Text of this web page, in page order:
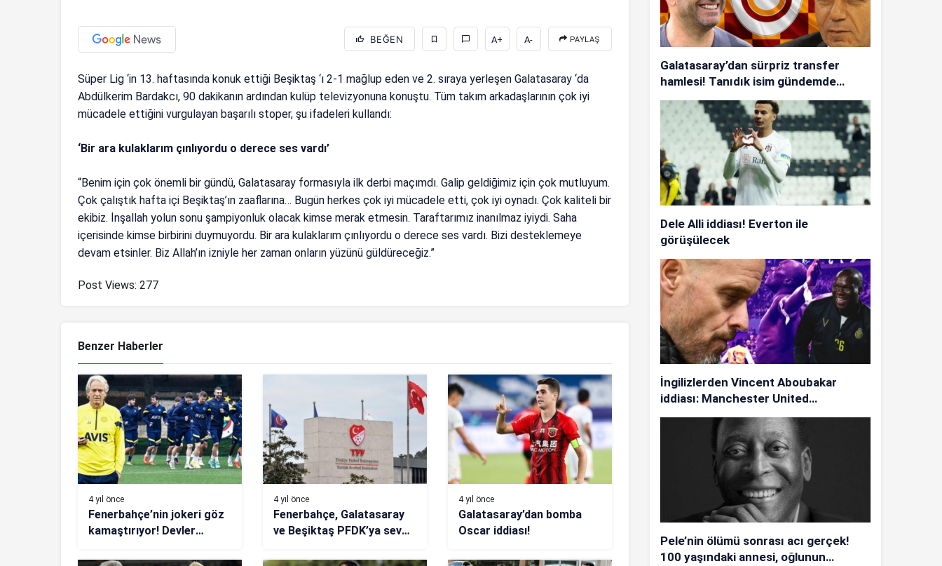
BEĞEN A+ A- PAYLAŞ
Süper Lig ‘in 13. haftasında konuk ettiği Beşiktaş ‘ı 2-1 mağlup eden ve 2. sıraya yerleşen Galatasaray ‘da
Abdülkerim Bardakcı, 90 dakikanın ardından kulüp televizyonuna konuştu. Tüm takım arkadaşlarının çok iyi
mücadele ettiğini vurgulayan başarılı stoper, şu ifadeleri kullandı:
‘Bir ara kulaklarım çınlıyordu o derece ses vardı’
“Benim için çok önemli bir gündü, Galatasaray formasıyla ilk derbi maçımdı. Galip geldiğimiz için çok mutluyum.
Çok çalıştık hafta içi Beşiktaş’ın zaaflarına… Bugün herkes çok iyi mücadele etti, çok iyi oynadı. Çok kaliteli bir
ekibiz. İnşallah yolun sonu şampiyonluk olacak kimse merak etmesin. Taraftarımız inanılmaz iyiydi. Saha
içerisinde kimse birbirini duymuyordu. Bir ara kulaklarım çınlıyordu o derece ses vardı. Bizi desteklemeye
devam etsinler. Biz Allah’ın izniyle her zaman onların yüzünü güldüreceğiz.”
Post Views: 277
Benzer Haberler
4 yıl önce
Fenerbahçe’nin jokeri göz
kamaştırıyor! Devler
4 yıl önce
Fenerbahçe, Galatasaray
ve Beşiktaş PFDK’ya sevk
4 yıl önce
Galatasaray’dan bomba
Oscar iddiası!
Galatasaray’dan sürpriz transfer
hamlesi! Tanıdık isim gündemde…
Dele Alli iddiası! Everton ile
görüşülecek
İngilizlerden Vincent Aboubakar
iddiası: Manchester United…
Pele’nin ölümü sonrası acı gerçek!
100 yaşındaki annesi, oğlunun